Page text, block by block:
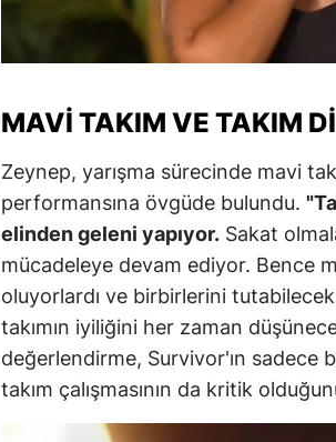
Uşak
Van
Aksaray
Bayburt
Karaman
Kırıkkale
Şırnak
MAVI TAKIM VE TAKIM
Zeynep, yarışma sürecinde mavi
performansına övgüde bulundu.
elinden geleni yapıyor. Sakat
mücadeleye devam ediyor. Bence
oluyorlardı ve birbirlerini tutabilecek
takımın iyiliğini her zaman
değerlendirme, Survivor'ın sadece
takım çalışmasının da kritik